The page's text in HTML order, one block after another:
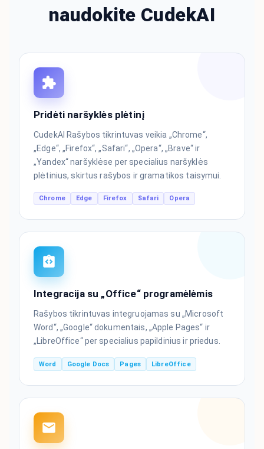
naudokite CudekAI
Pridėti naršyklės plėtinį
CudekAI Rašybos tikrintuvas veikia „Chrome“,
„Edge“, „Firefox“, „Safari“, „Opera“, „Brave“ ir
„Yandex“ naršyklėse per specialius naršyklės
plėtinius, skirtus rašybos ir gramatikos taisymui.
Chrome Edge Firefox Safari Opera
Integracija su „Office“ programėlėmis
Rašybos tikrintuvas integruojamas su „Microsoft
Word“, „Google“ dokumentais, „Apple Pages“ ir
„LibreOffice“ per specialius papildinius ir priedus.
Word Google Docs Pages LibreOffice